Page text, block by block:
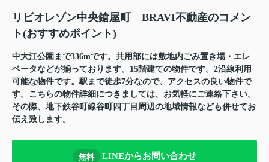
リビオレゾン中央鎗屋町 BRAVI不動産のコメン
ト(おすすめポイント)
中大江公園まで336mです。共用部には敷地内ごみ置き場・エレ
ベータなどが揃っております。15階建ての物件です。2沿線利用
可能な物件です。駅まで徒歩7分なので、アクセスの良い物件で
す。こちらの物件詳細につきましては、お気軽にご連絡下さい。
その際、地下鉄谷町線谷町四丁目周辺の地域情報なども併せてお
伝え致します。
無料 LINEからお問い合わせ